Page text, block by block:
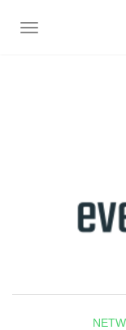
NAVIGATION